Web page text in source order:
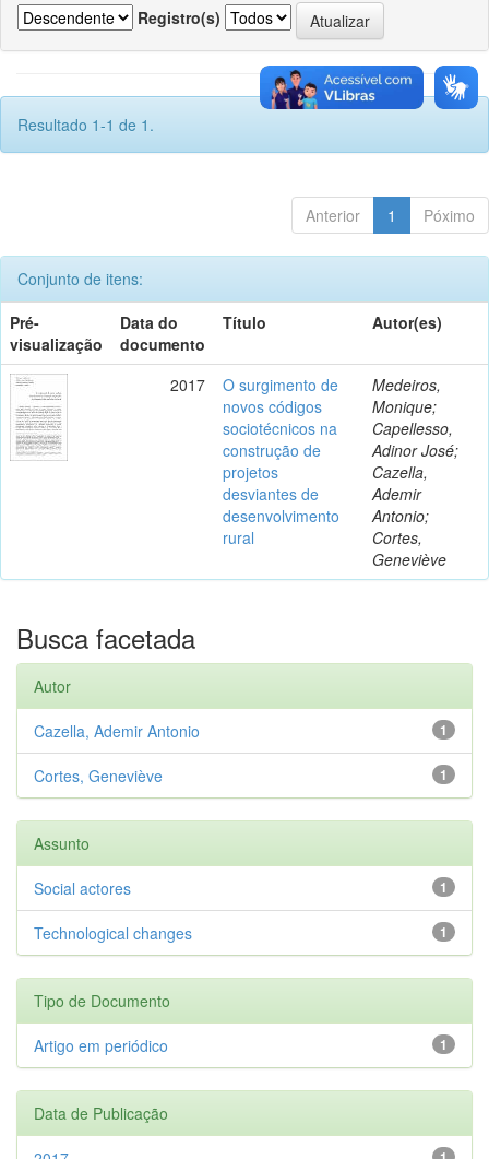
Registro(s)
Resultado 1-1 de 1.
Anterior 1 Póximo
Conjunto de itens:
Pré-
visualização
Data do
documento
Título Autor(es)
2017
O surgimento de
novos códigos
sociotécnicos na
construção de
projetos
desviantes de
desenvolvimento
rural
Medeiros,
Monique;
Capellesso,
Adinor José;
Cazella,
Ademir
Antonio;
Cortes,
Geneviève
Busca facetada
Autor
1
Cazella, Ademir Antonio
1
Cortes, Geneviève
Assunto
1
Social actores
1
Technological changes
Tipo de Documento
1
Artigo em periódico
Data de Publicação